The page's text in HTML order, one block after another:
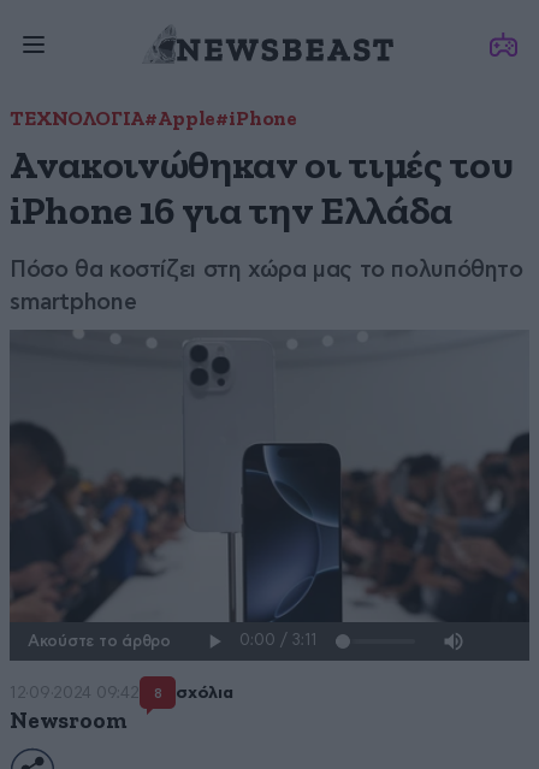
ΤΕΧΝΟΛΟΓΙΑ#Apple#iPhone
Ανακοινώθηκαν οι τιμές του
iPhone 16 για την Ελλάδα
Πόσο θα κοστίζει στη χώρα μας το πολυπόθητο
smartphone
Ακούστε το άρθρο
12·09·2024 09:42 8 σχόλια
Newsroom